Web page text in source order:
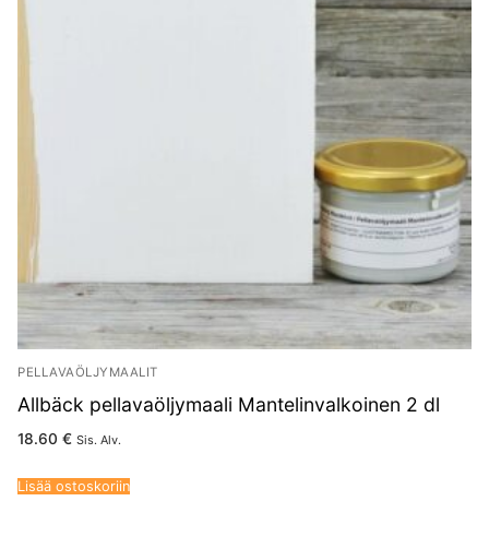
PELLAVAÖLJYMAALIT
Allbäck pellavaöljymaali Mantelinvalkoinen 2 dl
18.60 € Sis. Alv.
Lisää ostoskoriin